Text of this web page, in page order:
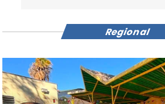
Regional